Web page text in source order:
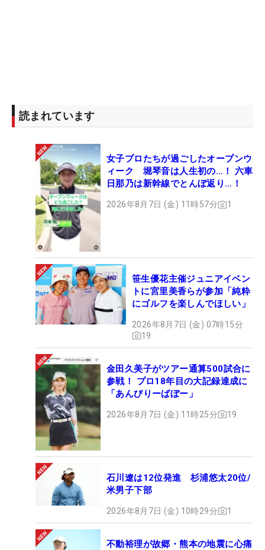
【3日目の順位】
1位： ジム・フューリク
3位：キーガン・ブラッドリー
4位T：ローリー・マキロイ
(-6)
4位T：スティーブ・ストリッカー(-6)
6位T：ボ・バン・ペルト (-5)
6位T：ジャスティン・ローズ
6位T：ジョン・センデン
9位T：ルーク・ドナルド
9位T：ジェイソン・ダフナー
11位T：グレアム・マクドウェル(-3)
11位T：サイモン・ダイソン(-3)
24位T：タイガー・ウッズ(E)他6名
59位T：武藤俊憲 (+7)他3名
63位T：
藤本佳則 (+8)他1名
読まれています
女子プロたちが過ごしたオープンウ
ィーク 堀琴音は人生初の…！ 六車
日那乃は新幹線でとんぼ返り…！
2026年8月7日 (金) 11時57分 1
笹生優花主催ジュニアイベン
トに宮里美香らが参加「純粋
にゴルフを楽しんでほしい」
2026年8月7日 (金) 07時15分
19
金田久美子がツアー通算500試合に
参戦！ プロ18年目の大記録達成に
「あんびりーばぼー」
2026年8月7日 (金) 11時25分 19
石川遼は12位発進 杉浦悠太20位/
米男子下部
2026年8月7日 (金) 10時29分 1
不動裕理が故郷・熊本の地震に心痛